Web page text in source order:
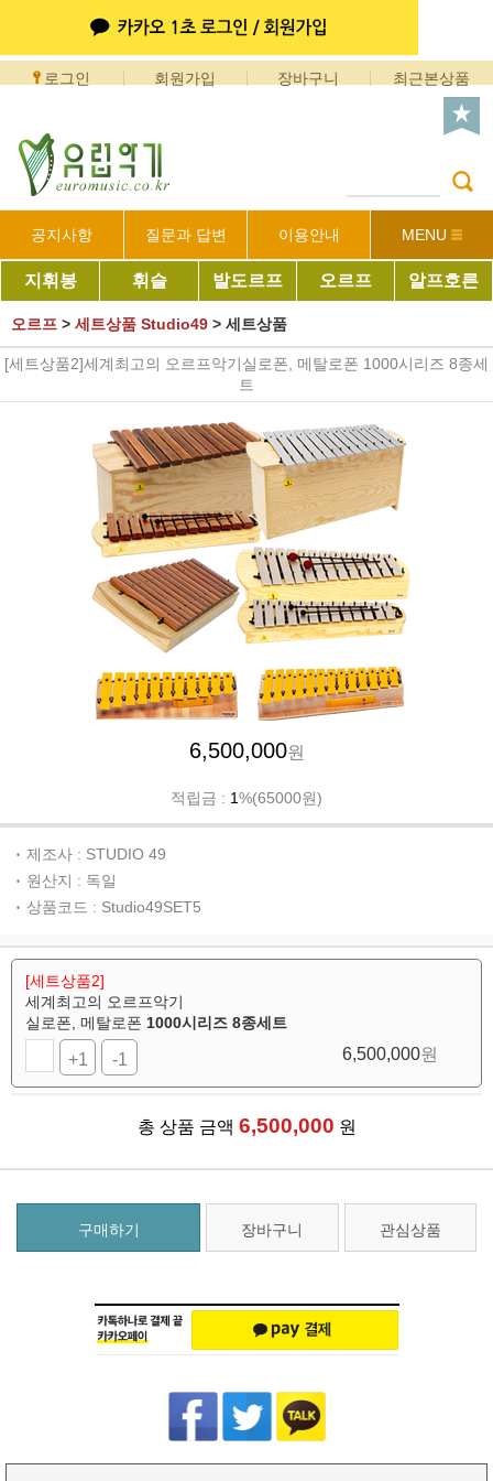
로그인 회원가입 장바구니 최근본상품
공지사항 질문과 답변 이용안내 MENU
지휘봉 휘슬 발도르프 오르프 알프호른
오르프 > 세트상품 Studio49 > 세트상품
[세트상품2]세계최고의 오르프악기실로폰, 메탈로폰 1000시리즈 8종세
트
6,500,000원
적립금 : 1%(65000원)
제조사 : STUDIO 49
원산지 : 독일
상품코드 : Studio49SET5
[세트상품2]
세계최고의 오르프악기
실로폰, 메탈로폰 1000시리즈 8종세트
+1 -1 6,500,000원
총 상품 금액 6,500,000 원
구매하기 장바구니 관심상품